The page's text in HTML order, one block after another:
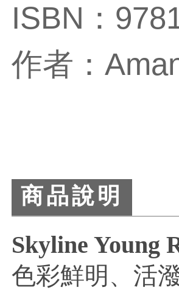
ISBN：
作者：
商品說明
Skyline Young
色彩鮮明、活